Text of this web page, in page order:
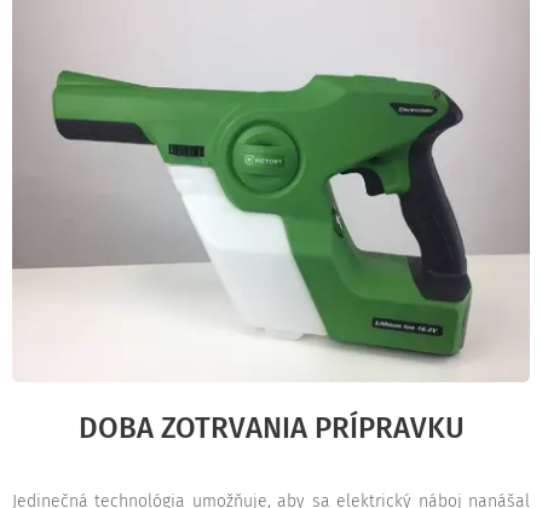
DOBA ZOTRVANIA PRÍPRAVKU
Jedinečná technológia umožňuje, aby sa elektrický náboj nanášal